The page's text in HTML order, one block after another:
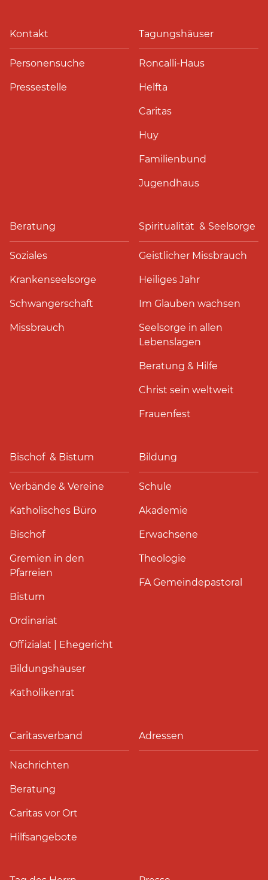
Kontakt
Personensuche
Pressestelle
Tagungshäuser
Roncalli-Haus
Helfta
Caritas
Huy
Familienbund
Jugendhaus
Beratung
Soziales
Krankenseelsorge
Schwangerschaft
Missbrauch
Spiritualität & Seelsorge
Geistlicher Missbrauch
Heiliges Jahr
Im Glauben wachsen
Seelsorge in allen
Lebenslagen
Beratung & Hilfe
Christ sein weltweit
Frauenfest
Bischof & Bistum
Verbände & Vereine
Katholisches Büro
Bischof
Gremien in den
Pfarreien
Bistum
Ordinariat
Offizialat | Ehegericht
Bildungshäuser
Katholikenrat
Bildung
Schule
Akademie
Erwachsene
Theologie
FA Gemeindepastoral
Caritasverband
Nachrichten
Beratung
Caritas vor Ort
Hilfsangebote
Adressen